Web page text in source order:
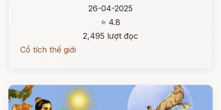
26-04-2025
⭐ 4.8
2,495 lượt đọc
Cổ tích thế giới